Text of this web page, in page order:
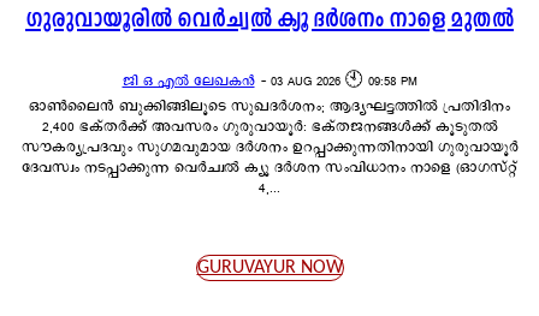
ഗുരുവായൂരിൽ വെർച്വൽ ക്യൂ ദർശനം നാളെ മുതൽ
ജി ഒ എൽ ലേഖകൻ - 03 AUG 2026 🕙 09:58 PM
ഓൺലൈൻ ബുക്കിങ്ങിലൂടെ സുഖദർശനം; ആദ്യഘട്ടത്തിൽ പ്രതിദിനം
2,400 ഭക്തർക്ക് അവസരം ഗുരുവായൂർ: ഭക്തജനങ്ങൾക്ക് കൂടുതൽ
സൗകര്യപ്രദവും സുഗമവുമായ ദർശനം ഉറപ്പാക്കുന്നതിനായി ഗുരുവായൂർ
ദേവസ്വം നടപ്പാക്കുന്ന വെർച്വൽ ക്യൂ ദർശന സംവിധാനം നാളെ (ഓഗസ്റ്റ്
4,...
GURUVAYUR NOW